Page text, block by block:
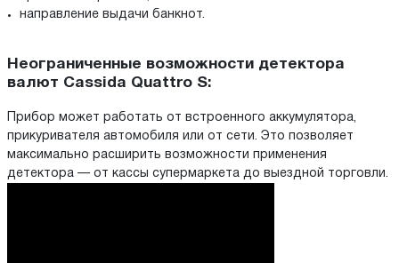
направление выдачи банкнот.
Неограниченные возможности детектора
валют Cassida Quattro S:
Прибор может работать от встроенного аккумулятора,
прикуривателя автомобиля или от сети. Это позволяет
максимально расширить возможности применения
детектора — от кассы супермаркета до выездной торговли.